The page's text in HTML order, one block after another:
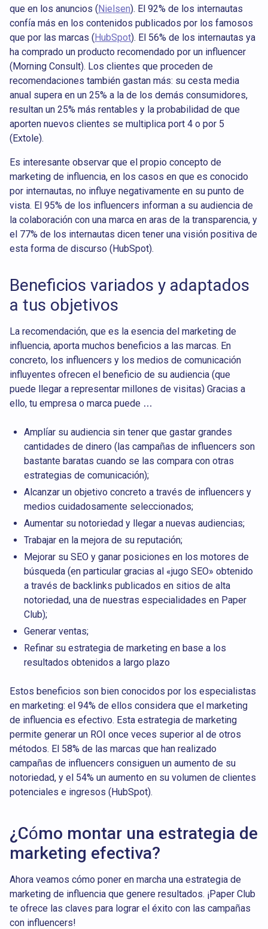
que en los anuncios (Nielsen). El 92% de los internautas
confía más en los contenidos publicados por los famosos
que por las marcas (HubSpot). El 56% de los internautas ya
ha comprado un producto recomendado por un influencer
(Morning Consult). Los clientes que proceden de
recomendaciones también gastan más: su cesta media
anual supera en un 25% a la de los demás consumidores,
resultan un 25% más rentables y la probabilidad de que
aporten nuevos clientes se multiplica port 4 o por 5
(Extole).
Es interesante observar que el propio concepto de
marketing de influencia, en los casos en que es conocido
por internautas, no influye negativamente en su punto de
vista. El 95% de los influencers informan a su audiencia de
la colaboración con una marca en aras de la transparencia, y
el 77% de los internautas dicen tener una visión positiva de
esta forma de discurso (HubSpot).
Beneficios variados y adaptados
a tus objetivos
La recomendación, que es la esencia del marketing de
influencia, aporta muchos beneficios a las marcas. En
concreto, los influencers y los medios de comunicación
influyentes ofrecen el beneficio de su audiencia (que
puede llegar a representar millones de visitas) Gracias a
ello, tu empresa o marca puede …
Amplíar su audiencia sin tener que gastar grandes
cantidades de dinero (las campañas de influencers son
bastante baratas cuando se las compara con otras
estrategias de comunicación);
Alcanzar un objetivo concreto a través de influencers y
medios cuidadosamente seleccionados;
Aumentar su notoriedad y llegar a nuevas audiencias;
Trabajar en la mejora de su reputación;
Mejorar su SEO y ganar posiciones en los motores de
búsqueda (en particular gracias al «jugo SEO» obtenido
a través de backlinks publicados en sitios de alta
notoriedad, una de nuestras especialidades en Paper
Club);
Generar ventas;
Refinar su estrategia de marketing en base a los
resultados obtenidos a largo plazo
Estos beneficios son bien conocidos por los especialistas
en marketing: el 94% de ellos considera que el marketing
de influencia es efectivo. Esta estrategia de marketing
permite generar un ROI once veces superior al de otros
métodos. El 58% de las marcas que han realizado
campañas de influencers consiguen un aumento de su
notoriedad, y el 54% un aumento en su volumen de clientes
potenciales e ingresos (HubSpot).
¿Cómo montar una estrategia de
marketing efectiva?
Ahora veamos cómo poner en marcha una estrategia de
marketing de influencia que genere resultados. ¡Paper Club
te ofrece las claves para lograr el éxito con las campañas
con influencers!